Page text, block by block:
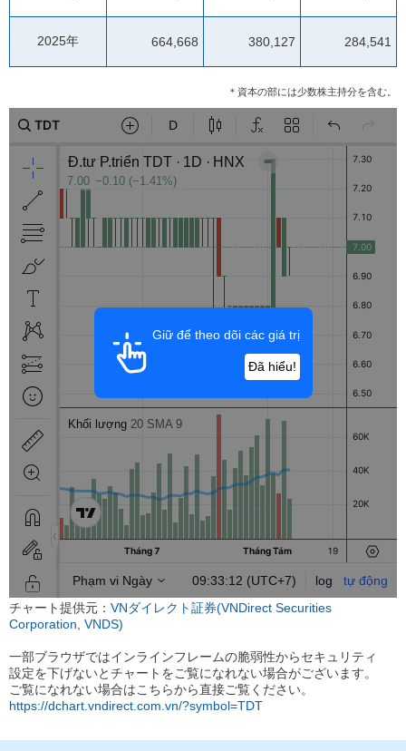
2025年 664,668 380,127 284,541
＊資本の部には少数株主持分を含む。
チャート提供元： VNダイレクト証券(VNDirect Securities
Corporation, VNDS)
一部ブラウザではインラインフレームの脆弱性からセキュリティ
設定を下げないとチャートをご覧になれない場合がございます。
ご覧になれない場合はこちらから直接ご覧ください。
https://dchart.vndirect.com.vn/?symbol=TDT